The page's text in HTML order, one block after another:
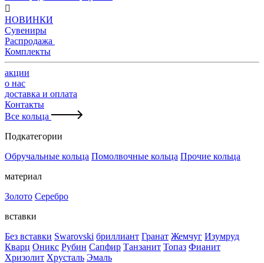

НОВИНКИ
Сувениры
Распродажа
Комплекты
акции
о нас
доставка и оплата
Контакты
Все кольца
Подкатегории
Обручальные кольца Помолвочные кольца Прочие кольца
материал
Золото Серебро
вставки
Без вставки Swarovski бриллиант Гранат Жемчуг Изумруд
Кварц Оникс Рубин Сапфир Танзанит Топаз Фианит
Хризолит Хрусталь Эмаль